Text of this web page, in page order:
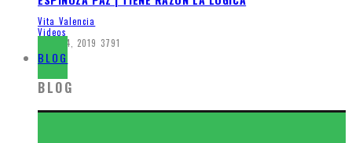
Vita Valencia
Videos
abril 14, 2019 3791
BLOG
BLOG